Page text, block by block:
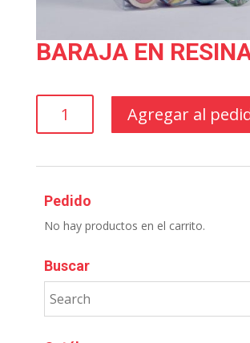
BARAJA EN
Agregar al
Pedido
No hay productos en el carrito.
Buscar